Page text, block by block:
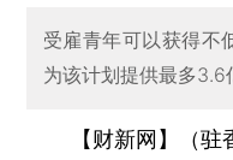
受雇青年可以获得不
为该计划提供最多3.6
【财新网】（驻